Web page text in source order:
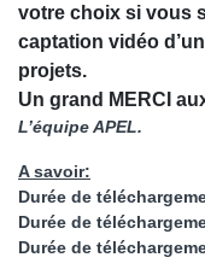
votre choix si vous
captation vidéo
projets.
Un grand MERCI
L’équipe APEL.
A savoir:
Durée de
Durée de
Durée de